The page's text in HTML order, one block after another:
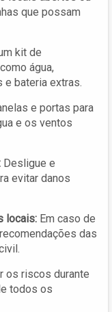
que possam
kit de
água,
e bateria extras.
e portas para
e os ventos
Desligue e
evitar danos
locais: Em caso de
das
os riscos durante
todos os